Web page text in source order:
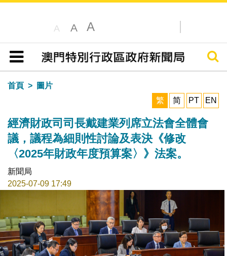
A A A
目錄
搜尋
首頁
圖片
繁
简 PT EN
經濟財政司司長戴建業列席立法會全體會
議，議程為細則性討論及表決《修改
〈2025年財政年度預算案〉》法案。
新聞局
2025-07-09 17:49